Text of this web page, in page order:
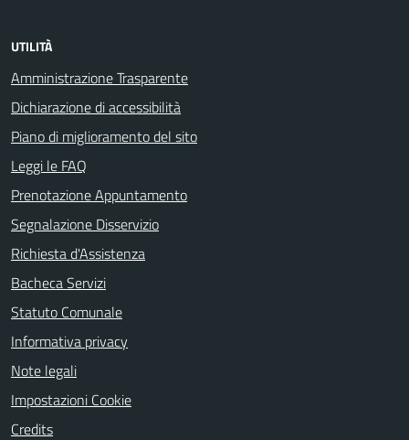
UTILITÀ
Amministrazione Trasparente
Dichiarazione di accessibilità
Piano di miglioramento del sito
Leggi le FAQ
Prenotazione Appuntamento
Segnalazione Disservizio
Richiesta d'Assistenza
Bacheca Servizi
Statuto Comunale
Informativa privacy
Note legali
Impostazioni Cookie
Credits